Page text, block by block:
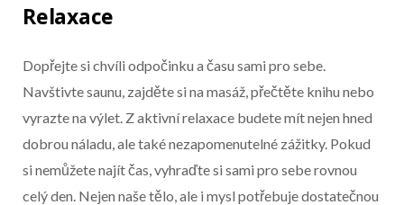
Relaxace
Dopřejte si chvíli odpočinku a času sami pro sebe.
Navštivte saunu, zajděte si na masáž, přečtěte knihu nebo
vyrazte na výlet. Z aktivní relaxace budete mít nejen hned
dobrou náladu, ale také nezapomenutelné zážitky. Pokud
si nemůžete najít čas, vyhraďte si sami pro sebe rovnou
celý den. Nejen naše tělo, ale i mysl potřebuje dostatečnou